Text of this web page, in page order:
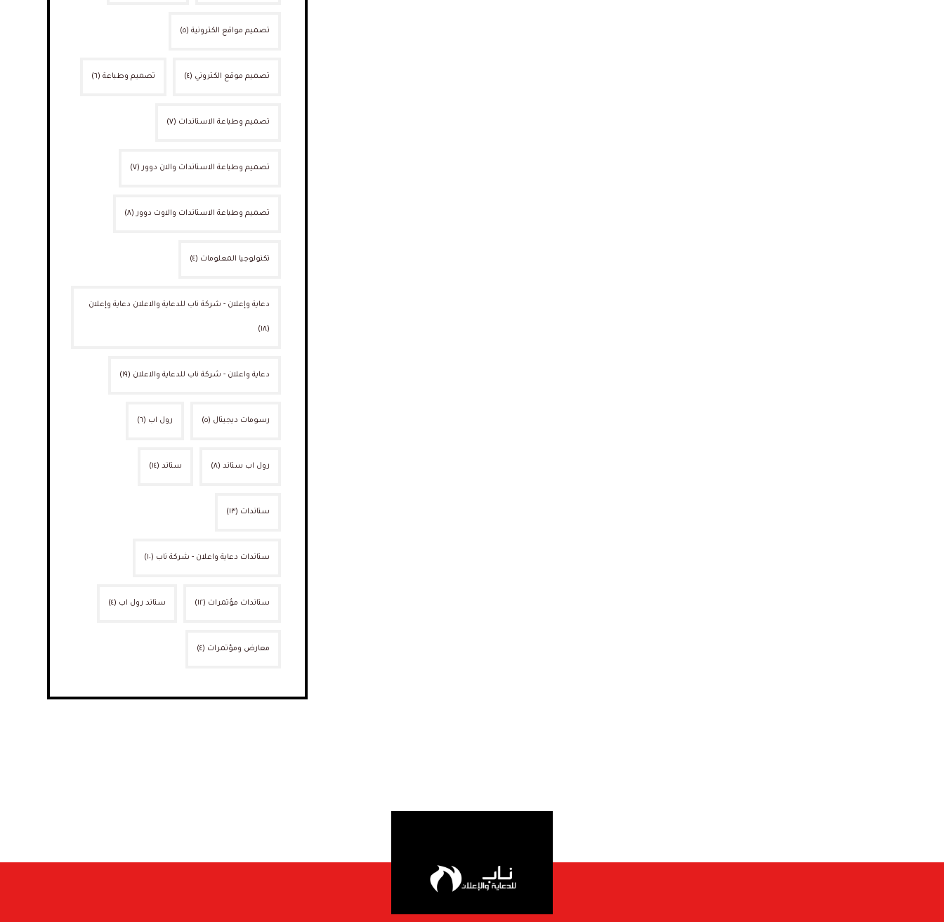
تصميم مواقع الكترونية(٥)
تصميم موقع الكتروني (٤) تصميم وطباعة(٦)
تصميم وطباعة الاستاندات (٧)
تصميم وطباعة الاستاندات والان دوور (٧)
تصميم وطباعة الاستاندات والاوت دوور (٨)
تكنولوجيا المعلومات (٤)
دعاية وإعلان - شركة ناب للدعاية والاعلان دعاية وإعلان
(١٨)
دعاية واعلان - شركة ناب للدعاية والاعلان (١٩)
رسومات ديجيتال (٥) رول اب (٦)
رول اب ستاند(٨) ستاند(١٤)
ستاندات (١٣)
ستاندات دعاية واعلان - شركة ناب (١٠)
ستاندات مؤتمرات (١٢) ستاند رول اب (٤)
معارض ومؤتمرات (٤)